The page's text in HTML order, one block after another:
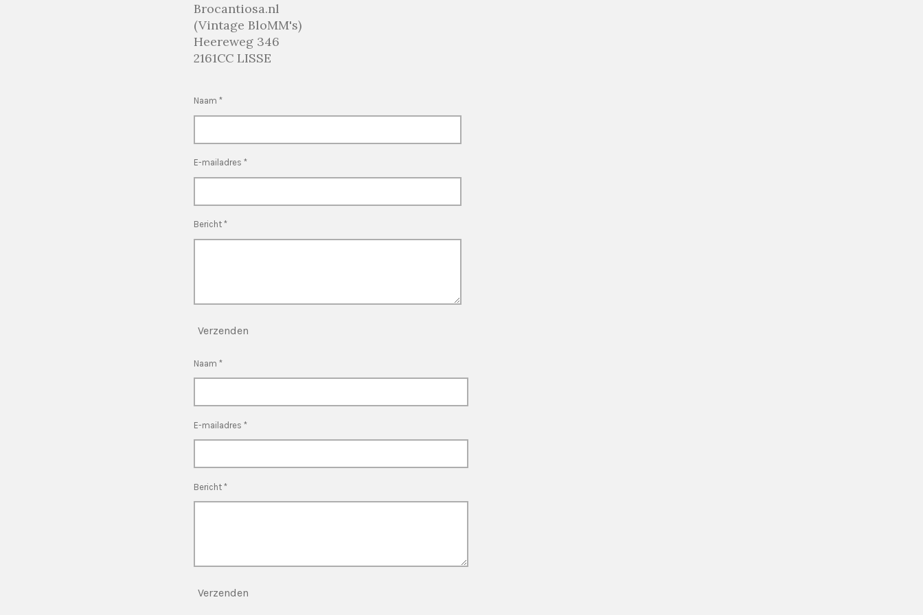
Brocantiosa.nl
(Vintage BloMM's)
Heereweg 346
2161CC LISSE
Naam *
E-mailadres *
Bericht *
Verzenden
Naam *
E-mailadres *
Bericht *
Verzenden